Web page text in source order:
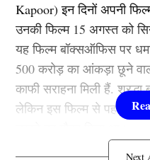
Kapoor) इन दिनों अपनी
उनकी फिल्म 15 अगस्त को
यह फिल्म बॉक्सऑफिस पर
500 करोड़ का आंकड़ा छूने
काफी सराहना मिली हैं.
लेकिन इस फिल्म से पहले भी